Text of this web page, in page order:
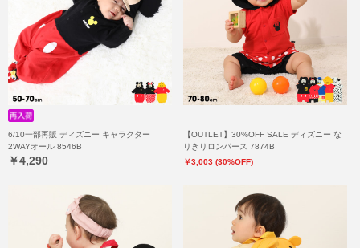
6/10一部再販 ディズニー キャラクター
2WAYオール 8546B
￥4,290
【OUTLET】30%OFF SALE ディズニー な
りきりロンパース 7874B
￥3,003 (30%OFF)